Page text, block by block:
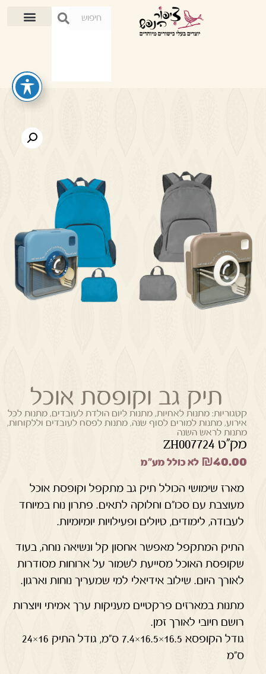
תיק גב וקופסת אוכל
קטגוריות: מתנות לאחיות,מתנות ליום הולדת לעובדים,מתנות לכל
אירוע,מתנות למורים לסוף שנה,מתנות לפסח לעובדים וללקוחות,
מתנות לראש השנה
מק"ט ZH007724
₪40.00 לא כולל מע"מ
מארז שימושי הכולל תיק גב מתקפל וקופסת אוכל
מעוצבת עם סכו"ם וחלוקה לתאים. פתרון נוח במיוחד
לעבודה, לימודים, טיולים ופעילויות יומיומיות.
התיק המתקפל מאפשר אחסון קל ונשיאה נוחה, בעוד
שקופסת האוכל מסייעת לשמור על ארוחות מסודרות
לאורך היום. שילוב אידיאלי למי שמעריך נוחות וארגון.
מתנות במארזים פרקטיים מעניקות ערך אמיתי ויוצרות
רושם חיובי לאורך זמן.
גודל הקופסא 16.5×16.5×7.4 ס"מ, גודל התיק 16×24
ס"מ